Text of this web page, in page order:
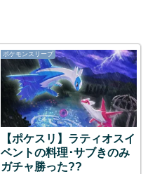
ポケモンスリープ
【ポケスリ】ラティオスイ
ベントの料理･サブきのみ
ガチャ勝った??